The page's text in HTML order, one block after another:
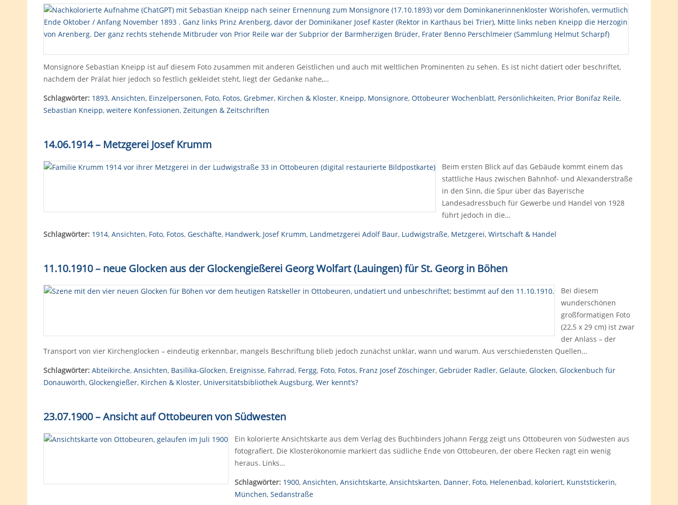
Monsignore Sebastian Kneipp ist auf diesem Foto zusammen mit anderen Geistlichen und auch mit weltlichen Prominenten zu sehen. Es ist nicht datiert oder beschriftet,
nachdem der Prälat hier jedoch so festlich gekleidet steht, liegt der Gedanke nahe,…
Schlagwörter: 1893, Ansichten, Einzelpersonen, Foto, Fotos, Grebmer, Kirchen & Kloster, Kneipp, Monsignore, Ottobeurer Wochenblatt, Persönlichkeiten, Prior Bonifaz Reile,
Sebastian Kneipp, weitere Konfessionen, Zeitungen & Zeitschriften
14.06.1914 – Metzgerei Josef Krumm
Beim ersten Blick auf das Gebäude kommt einem das
stattliche Haus zwischen Bahnhof- und Alexanderstraße
in den Sinn, die Spur über das Bayerische
Landesadressbuch für Gewerbe und Handel von 1928
führt jedoch in die…
Schlagwörter: 1914, Ansichten, Foto, Fotos, Geschäfte, Handwerk, Josef Krumm, Landmetzgerei Adolf Baur, Ludwigstraße, Metzgerei, Wirtschaft & Handel
11.10.1910 – neue Glocken aus der Glockengießerei Georg Wolfart (Lauingen) für St. Georg in Böhen
Bei diesem
wunderschönen
großformatigen Foto
(22,5 x 29 cm) ist zwar
der Anlass – der
Transport von vier Kirchenglocken – eindeutig erkennbar, mangels Beschriftung blieb jedoch zunächst unklar, wann und warum. Aus verschiedensten Quellen…
Schlagwörter: Abteikirche, Ansichten, Basilika-Glocken, Ereignisse, Fahrrad, Fergg, Foto, Fotos, Franz Josef Zöschinger, Gebrüder Radler, Geläute, Glocken, Glockenbuch für
Donauwörth, Glockengießer, Kirchen & Kloster, Universitätsbibliothek Augsburg, Wer kennt‘s?
23.07.1900 – Ansicht auf Ottobeuren von Südwesten
Ein kolorierte Ansichtskarte aus dem Verlag des Buchbinders Johann Fergg zeigt uns Ottobeuren von Südwesten aus
fotografiert. Die Klosterökonomie markiert das südliche Ende von Ottobeuren, der obere Flecken ragt ein wenig
heraus. Links…
Schlagwörter: 1900, Ansichten, Ansichtskarte, Ansichtskarten, Danner, Foto, Helenenbad, koloriert, Kunststickerin,
München, Sedanstraße